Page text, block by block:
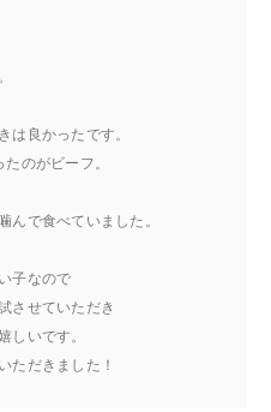
は良かったです。
のがビーフ。
んで食べていました。
子なので
させていただき
しいです。
ただきました！